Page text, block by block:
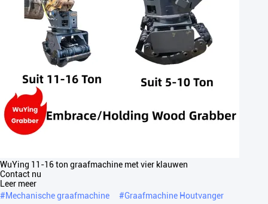
WuYing 11-16 ton graafmachine met vier klauwen
Contact nu
Leer meer
#Mechanische graafmachine #Graafmachine Houtvanger